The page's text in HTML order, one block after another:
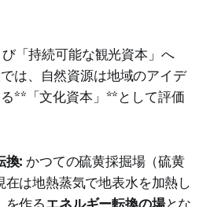
「持続可能な観光資本」へ
では、自然資源は地域のアイデ
**「文化資本」**として評価
換: かつての硫黄採掘場（硫黄
在は地熱蒸気で地表水を加熱し